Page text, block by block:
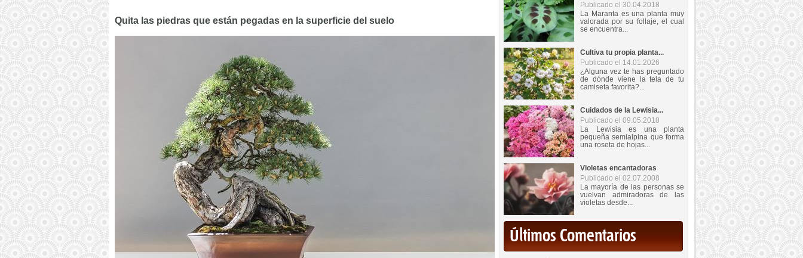
Quita las piedras que están pegadas en la superficie del suelo
Publicado el 30.04.2018
La Maranta es una planta muy
valorada por su follaje, el cual
se encuentra...
Cultiva tu propia planta...
Publicado el 14.01.2026
¿Alguna vez te has preguntado
de dónde viene la tela de tu
camiseta favorita?...
Cuidados de la Lewisia...
Publicado el 09.05.2018
La Lewisia es una planta
pequeña semialpina que forma
una roseta de hojas...
Violetas encantadoras
Publicado el 02.07.2008
La mayoría de las personas se
vuelvan admiradoras de las
violetas desde...
Últimos Comentarios